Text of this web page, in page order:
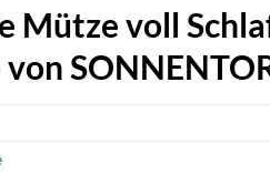
Mütze voll